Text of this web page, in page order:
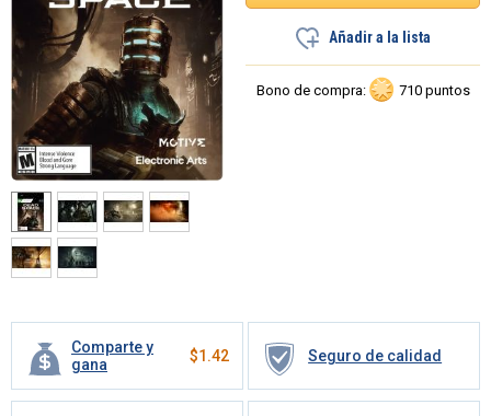
Comparte y
gana
$1.42 Seguro de calidad
Añadir a la lista
Bono de compra: 710 puntos